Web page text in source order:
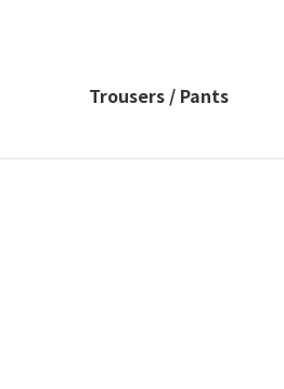
Trousers / Pants